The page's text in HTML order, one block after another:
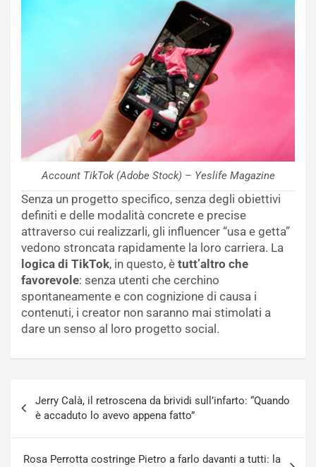
Account TikTok (Adobe Stock) – Yeslife Magazine
Senza un progetto specifico, senza degli obiettivi
definiti e delle modalità concrete e precise
attraverso cui realizzarli, gli influencer “usa e getta”
vedono stroncata rapidamente la loro carriera. La
logica di TikTok, in questo, è tutt’altro che
favorevole: senza utenti che cerchino
spontaneamente e con cognizione di causa i
contenuti, i creator non saranno mai stimolati a
dare un senso al loro progetto social.
articoli
Jerry Calà, il retroscena da brividi sull’infarto: “Quando
è accaduto lo avevo appena fatto”
Rosa Perrotta costringe Pietro a farlo davanti a tutti: la